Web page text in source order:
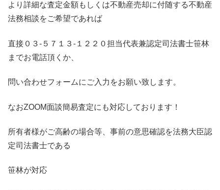
より詳細な査定金額もしくは不動産売却に付随する不動産
法務相談をご希望であれば
直接０３-５７１３-１２２０担当代表兼認定司法書士笹林
までお電話頂くか、
問い合わせフォームにご入力をお願い致します。
なおZOOM面談簡易査定にも対応しております！
所有者様がご高齢の場合等、事前の意思確認を法務大臣認
定司法書士である
笹林が対応